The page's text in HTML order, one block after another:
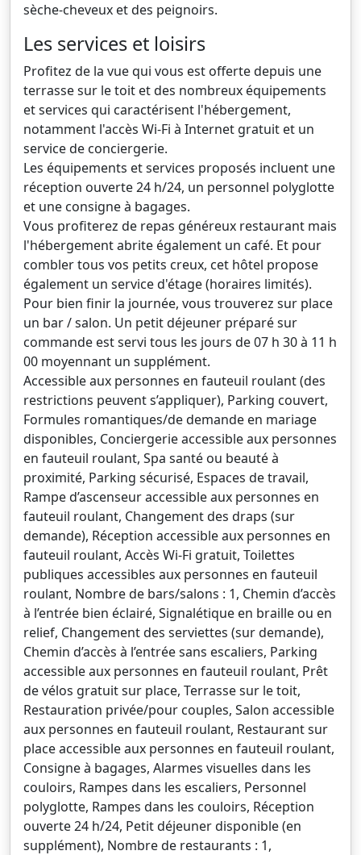
sèche-cheveux et des peignoirs.
Les services et loisirs
Profitez de la vue qui vous est offerte depuis une
terrasse sur le toit et des nombreux équipements
et services qui caractérisent l'hébergement,
notamment l'accès Wi-Fi à Internet gratuit et un
service de conciergerie.
Les équipements et services proposés incluent une
réception ouverte 24 h/24, un personnel polyglotte
et une consigne à bagages.
Vous profiterez de repas généreux restaurant mais
l'hébergement abrite également un café. Et pour
combler tous vos petits creux, cet hôtel propose
également un service d'étage (horaires limités).
Pour bien finir la journée, vous trouverez sur place
un bar / salon. Un petit déjeuner préparé sur
commande est servi tous les jours de 07 h 30 à 11 h
00 moyennant un supplément.
Accessible aux personnes en fauteuil roulant (des
restrictions peuvent s’appliquer), Parking couvert,
Formules romantiques/de demande en mariage
disponibles, Conciergerie accessible aux personnes
en fauteuil roulant, Spa santé ou beauté à
proximité, Parking sécurisé, Espaces de travail,
Rampe d’ascenseur accessible aux personnes en
fauteuil roulant, Changement des draps (sur
demande), Réception accessible aux personnes en
fauteuil roulant, Accès Wi-Fi gratuit, Toilettes
publiques accessibles aux personnes en fauteuil
roulant, Nombre de bars/salons : 1, Chemin d’accès
à l’entrée bien éclairé, Signalétique en braille ou en
relief, Changement des serviettes (sur demande),
Chemin d’accès à l’entrée sans escaliers, Parking
accessible aux personnes en fauteuil roulant, Prêt
de vélos gratuit sur place, Terrasse sur le toit,
Restauration privée/pour couples, Salon accessible
aux personnes en fauteuil roulant, Restaurant sur
place accessible aux personnes en fauteuil roulant,
Consigne à bagages, Alarmes visuelles dans les
couloirs, Rampes dans les escaliers, Personnel
polyglotte, Rampes dans les couloirs, Réception
ouverte 24 h/24, Petit déjeuner disponible (en
supplément), Nombre de restaurants : 1,